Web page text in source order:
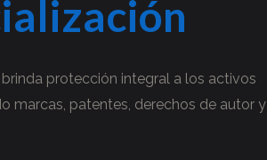
protección integral a los activos
marcas, patentes, derechos de autor y